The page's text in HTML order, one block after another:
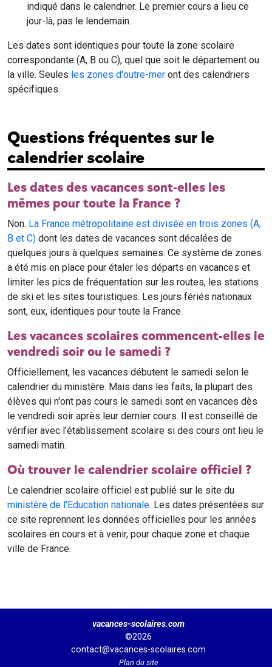
indiqué dans le calendrier. Le premier cours a lieu ce
jour-là, pas le lendemain.
Les dates sont identiques pour toute la zone scolaire
correspondante (A, B ou C), quel que soit le département ou
la ville. Seules les zones d'outre-mer ont des calendriers
spécifiques.
Questions fréquentes sur le
calendrier scolaire
Les dates des vacances sont-elles les
mêmes pour toute la France ?
Non. La France métropolitaine est divisée en trois zones (A,
B et C) dont les dates de vacances sont décalées de
quelques jours à quelques semaines. Ce système de zones
a été mis en place pour étaler les départs en vacances et
limiter les pics de fréquentation sur les routes, les stations
de ski et les sites touristiques. Les jours fériés nationaux
sont, eux, identiques pour toute la France.
Les vacances scolaires commencent-elles le
vendredi soir ou le samedi ?
Officiellement, les vacances débutent le samedi selon le
calendrier du ministère. Mais dans les faits, la plupart des
élèves qui n'ont pas cours le samedi sont en vacances dès
le vendredi soir après leur dernier cours. Il est conseillé de
vérifier avec l'établissement scolaire si des cours ont lieu le
samedi matin.
Où trouver le calendrier scolaire officiel ?
Le calendrier scolaire officiel est publié sur le site du
ministère de l'Education nationale. Les dates présentées sur
ce site reprennent les données officielles pour les années
scolaires en cours et à venir, pour chaque zone et chaque
ville de France.
vacances-scolaires.com
©2026
contact@vacances-scolaires.com
Plan du site